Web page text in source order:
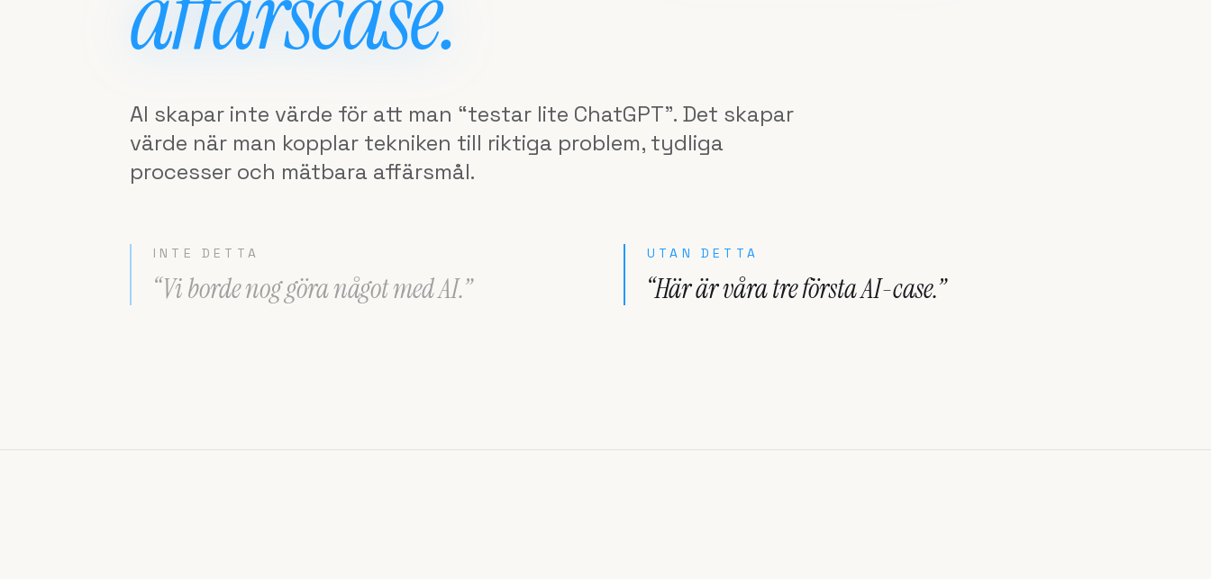
AI skapar inte värde för att man “testar lite ChatGPT”. Det skapar
värde när man kopplar tekniken till riktiga problem, tydliga
processer och mätbara affärsmål.
INTE DETTA
“Vi borde nog göra något med AI.”
UTAN DETTA
“Här är våra tre första AI-case.”